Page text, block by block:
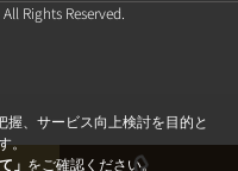
Rights Reserved.
、サービス向上検討を目的と
。
」 をご確認ください。